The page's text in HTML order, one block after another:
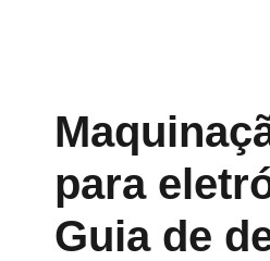
para
Guia de